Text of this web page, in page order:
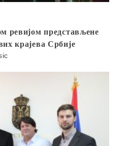
ревијом представљене
крајева Србије